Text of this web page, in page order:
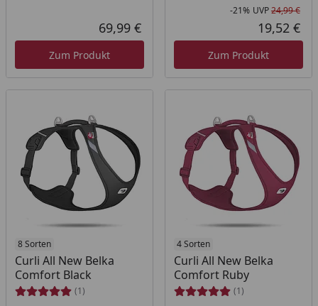
Aktueller Preis
69,99 €
Zum Produkt
-21% UVP24,99 €
19,52 €
Zum Produkt
8 Sorten
Curli All New Belka
Comfort Black
(1)
4 Sorten
Curli All New Belka
Comfort Ruby
(1)